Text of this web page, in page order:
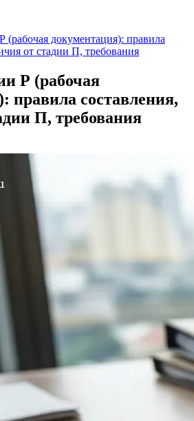
(рабочая документация): правила
от стадии П, требования
Р (рабочая
правила составления,
П, требования